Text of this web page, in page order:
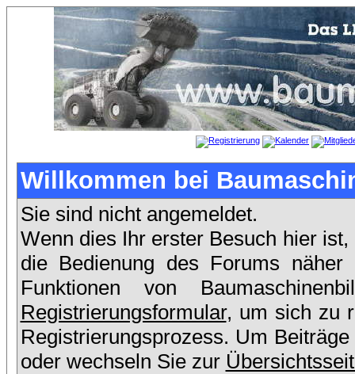
Willkommen bei
Sie sind nicht angemeldet.
Wenn dies Ihr erster Besuch hier
die Bedienung des Forums
Funktionen von
Registrierungsformular, um sich zu
Registrierungsprozess. Um
oder wechseln Sie zur